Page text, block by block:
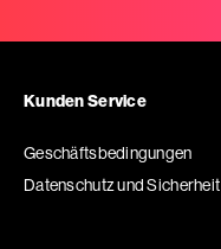
Kunden Service
Geschäftsbedingungen
Datenschutz und Sicherheit